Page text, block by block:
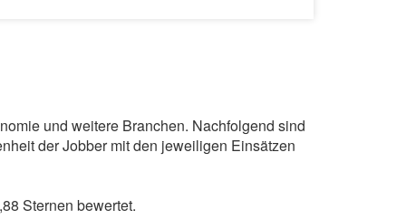
und weitere Branchen. Nachfolgend sind
der Jobber mit den jeweiligen Einsätzen
Sternen bewertet.